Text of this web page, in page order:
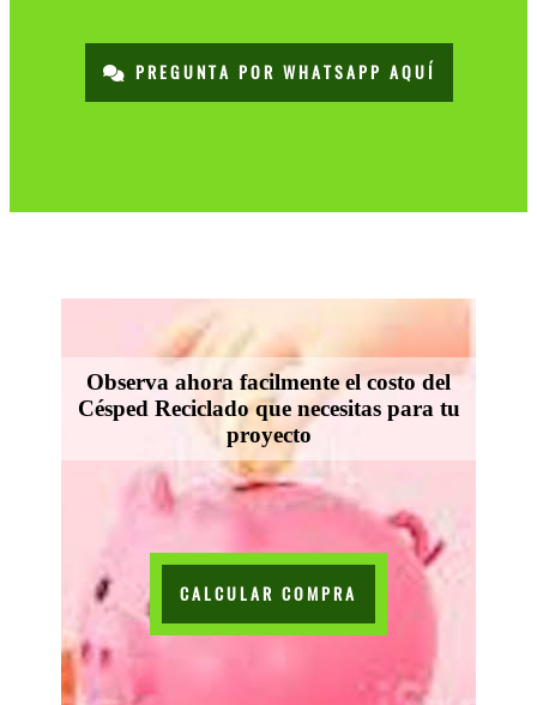
PREGUNTA POR WHATSAPP AQUÍ
Observa ahora facilmente el costo del
Césped Reciclado que necesitas para tu
proyecto
CALCULAR COMPRA